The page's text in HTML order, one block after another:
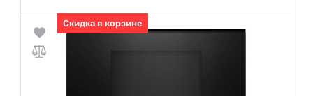
(ВxШxГ): 362 мм - 382 мм x 560 мм - 568 мм x 300 мм
Гарантия:12 месяцев
Скидка в корзине